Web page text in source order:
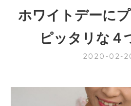
ホワイトデーに
ピッタリな４
2020-02-